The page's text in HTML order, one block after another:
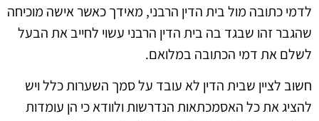
לדמי כתובה מול בית הדין הרבני, מאידך כאשר אישה מוכיחה
שהגבר זהו שבגד בה בית הדין הרבני עשוי לחייב את הבעל
לשלם את דמי הכתובה במלואם.
חשוב לציין שבית הדין לא עובד על סמך השערות כלל ויש
להציג את כל האסמכתאות הנדרשות ולוודא כי הן עומדות